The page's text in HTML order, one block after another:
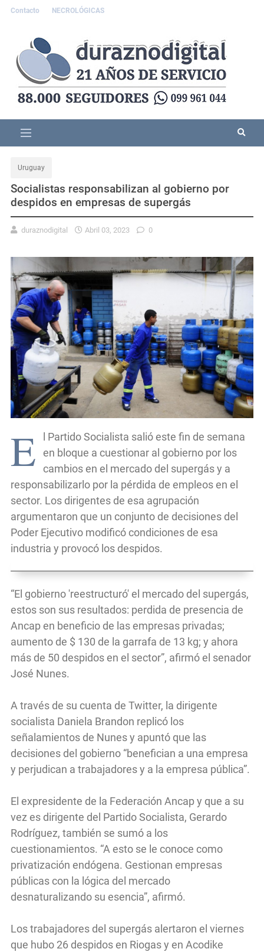
Contacto NECROLÓGICAS
Uruguay
Socialistas responsabilizan al gobierno por
despidos en empresas de supergás
duraznodigital Abril 03, 2023 0
E
l Partido Socialista salió este fin de semana
en bloque a cuestionar al gobierno por los
cambios en el mercado del supergás y a
responsabilizarlo por la pérdida de empleos en el
sector. Los dirigentes de esa agrupación
argumentaron que un conjunto de decisiones del
Poder Ejecutivo modificó condiciones de esa
industria y provocó los despidos.
“El gobierno 'reestructuró' el mercado del supergás,
estos son sus resultados: perdida de presencia de
Ancap en beneficio de las empresas privadas;
aumento de $ 130 de la garrafa de 13 kg; y ahora
más de 50 despidos en el sector”, afirmó el senador
José Nunes.
A través de su cuenta de Twitter, la dirigente
socialista Daniela Brandon replicó los
señalamientos de Nunes y apuntó que las
decisiones del gobierno “benefician a una empresa
y perjudican a trabajadores y a la empresa pública”.
El expresidente de la Federación Ancap y que a su
vez es dirigente del Partido Socialista, Gerardo
Rodríguez, también se sumó a los
cuestionamientos. “A esto se le conoce como
privatización endógena. Gestionan empresas
públicas con la lógica del mercado
desnaturalizando su esencia”, afirmó.
Los trabajadores del supergás alertaron el viernes
que hubo 26 despidos en Riogas y en Acodike